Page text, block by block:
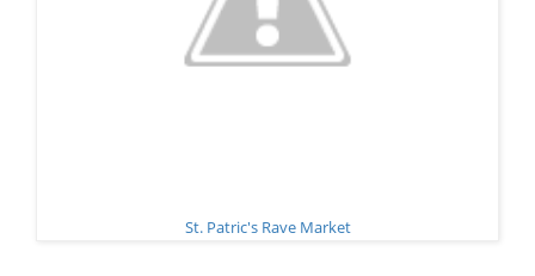
St. Patric's Rave Market